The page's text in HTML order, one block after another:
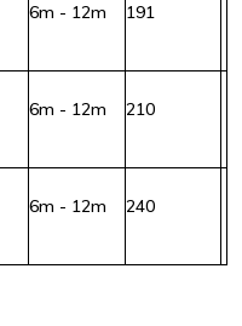
6m - 12m 191
6m - 12m 210
6m - 12m 240